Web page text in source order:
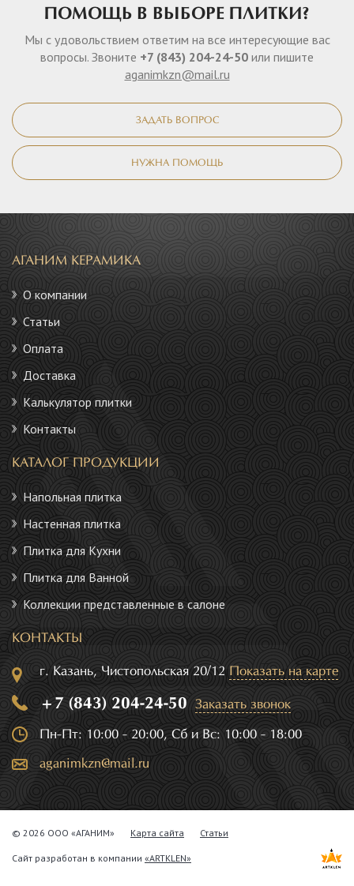
ПОМОЩЬ В ВЫБОРЕ ПЛИТКИ?
Мы с удовольствием ответим на все интересующие вас
вопросы. Звоните +7 (843) 204-24-50 или пишите
aganimkzn@mail.ru
ЗАДАТЬ ВОПРОС
НУЖНА ПОМОЩЬ
АГАНИМ КЕРАМИКА
О компании
Статьи
Оплата
Доставка
Калькулятор плитки
Контакты
КАТАЛОГ ПРОДУКЦИИ
Напольная плитка
Настенная плитка
Плитка для Кухни
Плитка для Ванной
Коллекции представленные в салоне
КОНТАКТЫ
г. Казань, Чистопольская 20/12 Показать на карте
+7 (843) 204-24-50 Заказать звонок
Пн-Пт: 10:00 - 20:00, Сб и Вс: 10:00 - 18:00
aganimkzn@mail.ru
© 2026 ООО «АГАНИМ» Карта сайта Статьи
Сайт разработан в компании «ARTKLEN»